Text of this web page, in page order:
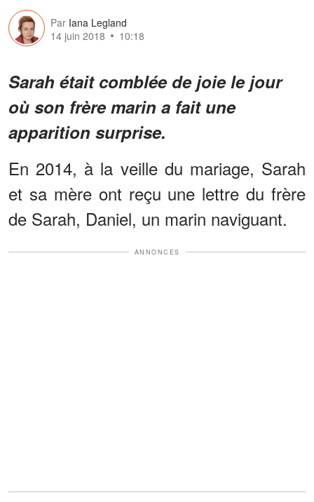
Par Iana Legland
14 juin 2018
10:18
Sarah était comblée de joie le jour
où son frère marin a fait une
apparition surprise.
En 2014, à la veille du mariage, Sarah
et sa mère ont reçu une lettre du frère
de Sarah, Daniel, un marin naviguant.
ANNONCES